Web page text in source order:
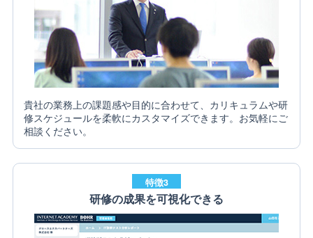
貴社の業務上の課題感や目的に合わせて、カリキュラムや研
修スケジュールを柔軟にカスタマイズできます。お気軽にご
相談ください。
特徴3
研修の成果を可視化できる